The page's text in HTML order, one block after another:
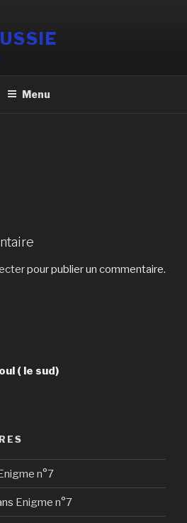
Menu
pour publier un commentaire.
( le sud)
n°7
Enigme n°7